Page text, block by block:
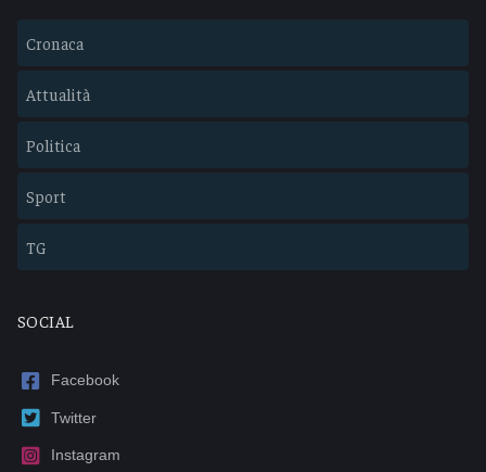
Cronaca
Attualità
Politica
Sport
TG
SOCIAL
Facebook
Twitter
Instagram